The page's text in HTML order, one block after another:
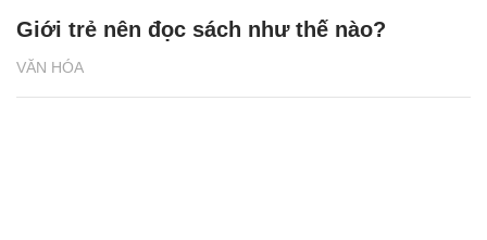
VĂN HÓA
Giới trẻ nên đọc sách như thế nào?